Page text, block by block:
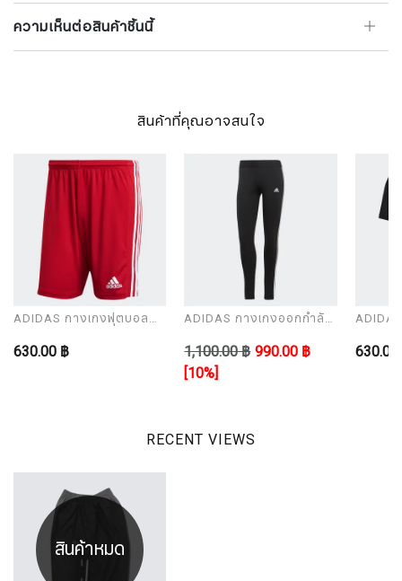
ความเห็นต่อสินค้าชิ้นนี้
สินค้าที่คุณอาจสนใจ
ADIDAS กางเกงฟุตบอล
630.00 ฿
ADIDAS กางเกงออกกำลัง
1,100.00 ฿ 990.00 ฿
[10%]
RECENT VIEWS
สินค้าหมด